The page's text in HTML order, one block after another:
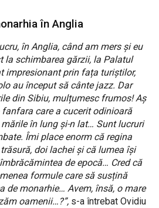
în Anglia
în Anglia, când am mers și eu
la schimbarea gărzii, la Palatul
impresionant prin fața turiștilor,
au început să cânte jazz. Dar
din Sibiu, mulțumesc frumos! Aș
care a cucerit odinioară
în lung și-n lat… Sunt lucruri
Îmi place enorm că regina
doi lachei și că lumea își
de epocă… Cred că
formule care să susțină
de monarhie… Avem, însă, o mare
oamenii…?”, s-a întrebat Ovidiu